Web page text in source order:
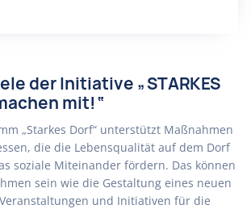
der Initiative „STARKES
mit!“
„Starkes Dorf“ unterstützt Maßnahmen
die die Lebensqualität auf dem Dorf
soziale Miteinander fördern. Das können
sein wie die Gestaltung eines neuen
und Initiativen für die